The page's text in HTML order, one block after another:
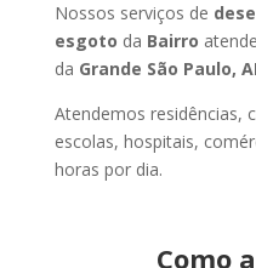
Nossos serviços de
esgoto da Bairro
da Grande São Paulo,
Atendemos residências,
escolas, hospitais,
horas por dia.
Como